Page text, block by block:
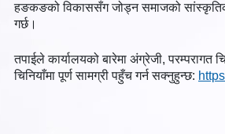
हङकङको विकाससँग जोड्न समाजको सांस्कृतिक
गर्छ।
तपाईले कार्यालयको बारेमा अंग्रेजी, परम्परागत
चिनियाँमा पूर्ण सामग्री पहुँच गर्न सक्नुहुन्छ: